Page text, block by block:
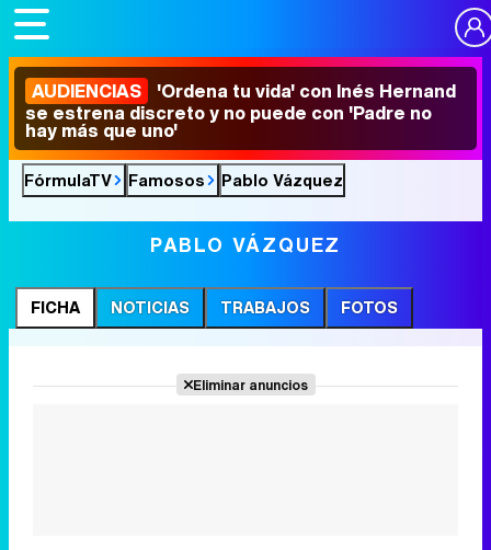
AUDIENCIAS 'Ordena tu vida' con Inés Hernand
se estrena discreto y no puede con 'Padre no
hay más que uno'
FórmulaTV Famosos Pablo Vázquez
PABLO VÁZQUEZ
FICHA NOTICIAS TRABAJOS FOTOS
Eliminar anuncios